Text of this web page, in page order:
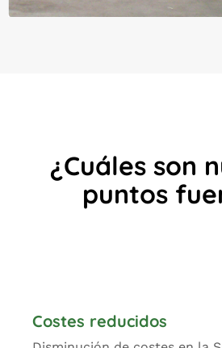
¿Cuáles son
puntos
Costes reducidos